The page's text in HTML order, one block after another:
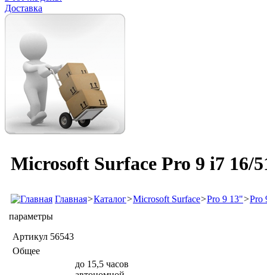
Доставка
Microsoft Surface Pro 9 i7 16/
Главная>Каталог>Microsoft Surface>Pro 9 13">Pro
параметры
Артикул 56543
Общее
до 15,5 часов